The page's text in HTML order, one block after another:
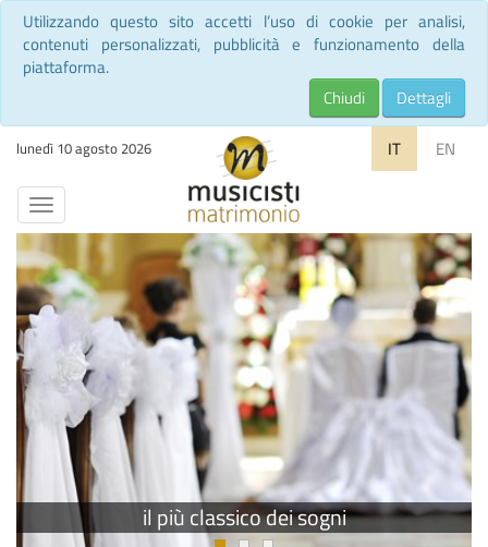
Utilizzando questo sito accetti l’uso di cookie per analisi,
contenuti personalizzati, pubblicità e funzionamento della
piattaforma.
Chiudi
Dettagli
IT EN
lunedì 10 agosto 2026
Toggle
navigation
il più classico dei sogni